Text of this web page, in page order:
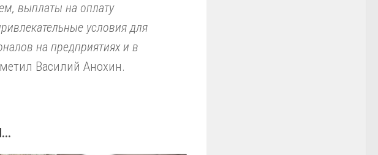
выплаты на оплату
условия для
на предприятиях и в
Василий Анохин.